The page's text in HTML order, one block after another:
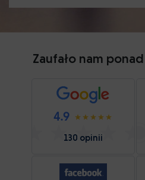
Zaufało nam
4.9
130 opinii